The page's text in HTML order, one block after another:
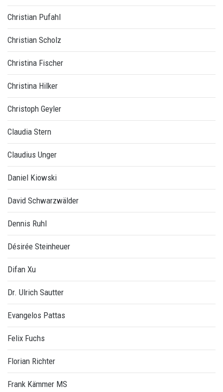
Christian Pufahl
Christian Scholz
Christina Fischer
Christina Hilker
Christoph Geyler
Claudia Stern
Claudius Unger
Daniel Kiowski
David Schwarzwälder
Dennis Ruhl
Désirée Steinheuer
Difan Xu
Dr. Ulrich Sautter
Evangelos Pattas
Felix Fuchs
Florian Richter
Frank Kämmer MS